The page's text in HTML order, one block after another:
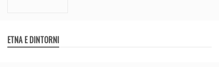
ETNA E DINTORNI